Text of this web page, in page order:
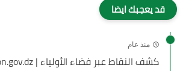
قد يعجبك ايضا
منذ عام
كشف النقاط عبر فضاء الأولياء | awlyaa.education.gov.dz